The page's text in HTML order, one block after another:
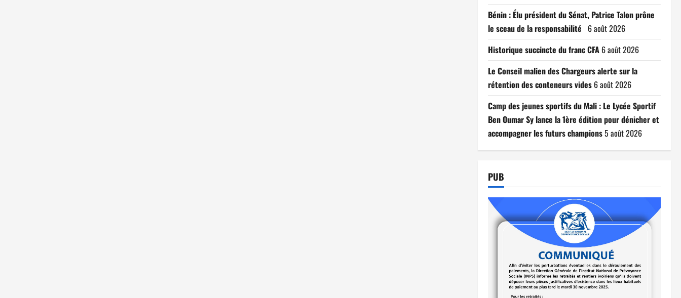
Bénin : Élu président du Sénat, Patrice Talon prône
le sceau de la responsabilité 6 août 2026
Historique succincte du franc CFA 6 août 2026
Le Conseil malien des Chargeurs alerte sur la
rétention des conteneurs vides 6 août 2026
Camp des jeunes sportifs du Mali : Le Lycée Sportif
Ben Oumar Sy lance la 1ère édition pour dénicher et
accompagner les futurs champions5 août 2026
PUB